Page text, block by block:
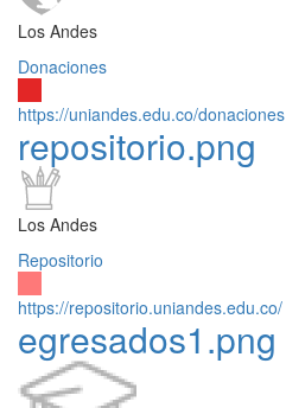
Los Andes
Donaciones
https://uniandes.edu.co/donaciones
repositorio.png
Los Andes
Repositorio
https://repositorio.uniandes.edu.co/
egresados1.png